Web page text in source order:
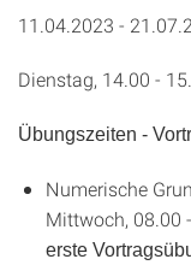
11.04.2023 -
Dienstag, 14.00 -
Übungszeiten -
Numerische
Mittwoch, 08.00
erste